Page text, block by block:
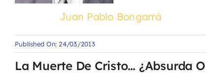
Juan Pablo Bongarrá
Published On: 24/03/2013
La Muerte De Cristo… ¿Absurda O